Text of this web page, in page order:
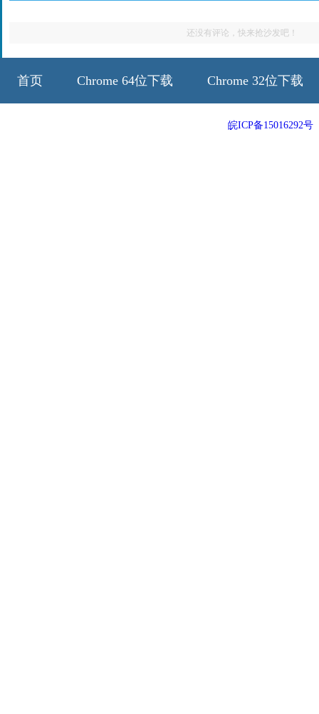
还没有评论，快来抢沙发吧！
首页 Chrome 64位下载 Chrome 32位下载
皖ICP备15016292号